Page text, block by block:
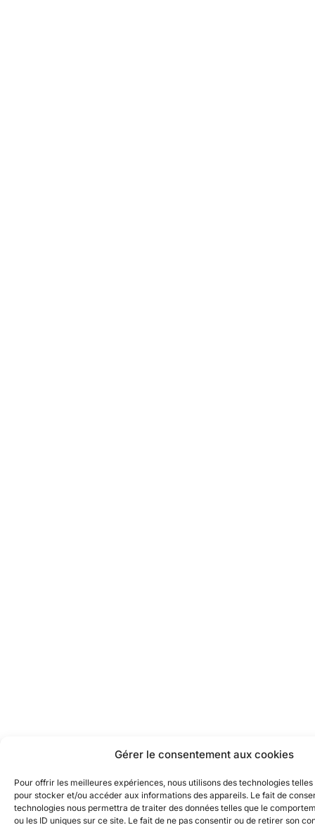
Gérer le consentement aux cookies
Pour offrir les meilleures expériences, nous utilisons des technologies
pour stocker et/ou accéder aux informations des appareils. Le fait de
technologies nous permettra de traiter des données telles que le
ou les ID uniques sur ce site. Le fait de ne pas consentir ou de retirer son